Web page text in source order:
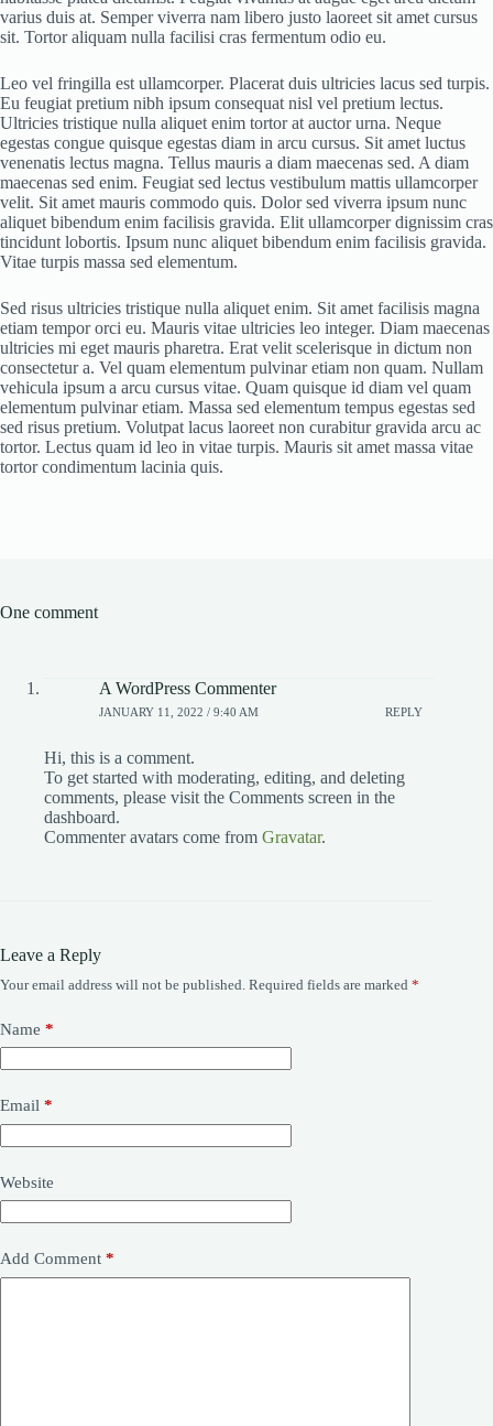
varius duis at. Semper viverra nam libero justo laoreet sit amet cursus
sit. Tortor aliquam nulla facilisi cras fermentum odio eu.
Leo vel fringilla est ullamcorper. Placerat duis ultricies lacus sed turpis.
Eu feugiat pretium nibh ipsum consequat nisl vel pretium lectus.
Ultricies tristique nulla aliquet enim tortor at auctor urna. Neque
egestas congue quisque egestas diam in arcu cursus. Sit amet luctus
venenatis lectus magna. Tellus mauris a diam maecenas sed. A diam
maecenas sed enim. Feugiat sed lectus vestibulum mattis ullamcorper
velit. Sit amet mauris commodo quis. Dolor sed viverra ipsum nunc
aliquet bibendum enim facilisis gravida. Elit ullamcorper dignissim cras
tincidunt lobortis. Ipsum nunc aliquet bibendum enim facilisis gravida.
Vitae turpis massa sed elementum.
Sed risus ultricies tristique nulla aliquet enim. Sit amet facilisis magna
etiam tempor orci eu. Mauris vitae ultricies leo integer. Diam maecenas
ultricies mi eget mauris pharetra. Erat velit scelerisque in dictum non
consectetur a. Vel quam elementum pulvinar etiam non quam. Nullam
vehicula ipsum a arcu cursus vitae. Quam quisque id diam vel quam
elementum pulvinar etiam. Massa sed elementum tempus egestas sed
sed risus pretium. Volutpat lacus laoreet non curabitur gravida arcu ac
tortor. Lectus quam id leo in vitae turpis. Mauris sit amet massa vitae
tortor condimentum lacinia quis.
One comment
A WordPress Commenter
JANUARY 11, 2022 / 9:40 AM REPLY
Hi, this is a comment.
To get started with moderating, editing, and deleting
comments, please visit the Comments screen in the
dashboard.
Commenter avatars come from Gravatar.
Leave a Reply
Your email address will not be published. Required fields are marked *
Name *
Email *
Website
Add Comment *